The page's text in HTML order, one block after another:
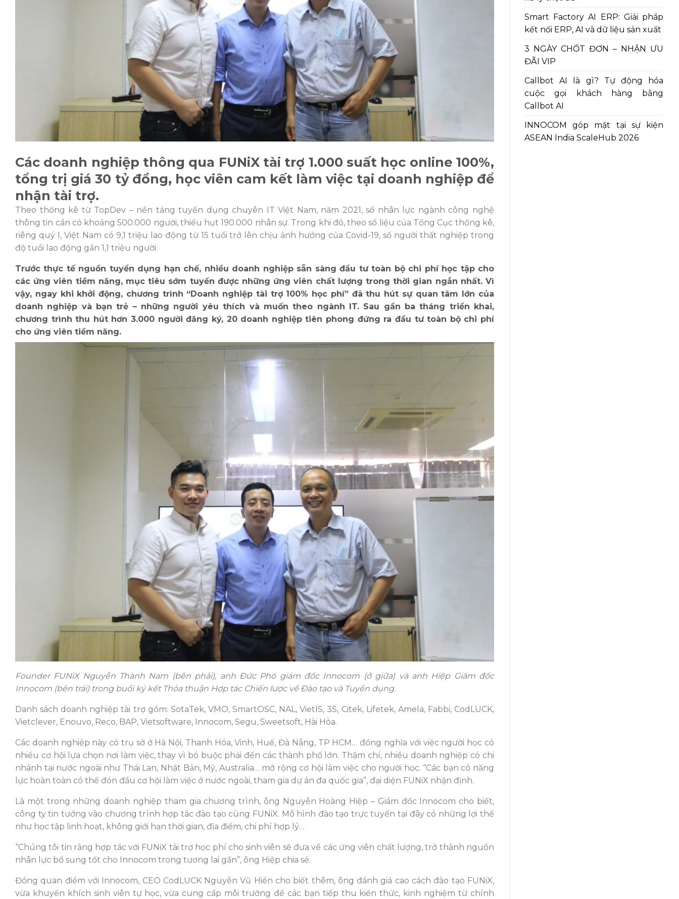
Các doanh nghiệp thông qua FUNiX tài trợ 1.000 suất học online 100%,
tổng trị giá 30 tỷ đồng, học viên cam kết làm việc tại doanh nghiệp để
nhận tài trợ.
Theo thống kê từ TopDev – nền tảng tuyển dụng chuyên IT Việt Nam, năm 2021, số nhân lực ngành công nghệ
thông tin cần có khoảng 500.000 người, thiếu hụt 190.000 nhân sự. Trong khi đó, theo số liệu của Tổng Cục thống kê,
riêng quý I, Việt Nam có 9,1 triệu lao động từ 15 tuổi trở lên chịu ảnh hưởng của Covid-19, số người thất nghiệp trong
độ tuổi lao động gần 1,1 triệu người.
Trước thực tế nguồn tuyển dụng hạn chế, nhiều doanh nghiệp sẵn sàng đầu tư toàn bộ chi phí học tập cho
các ứng viên tiềm năng, mục tiêu sớm tuyển được những ứng viên chất lượng trong thời gian ngắn nhất. Vì
vậy, ngay khi khởi động, chương trình “Doanh nghiệp tài trợ 100% học phí” đã thu hút sự quan tâm lớn của
doanh nghiệp và bạn trẻ – những người yêu thích và muốn theo ngành IT. Sau gần ba tháng triển khai,
chương trình thu hút hơn 3.000 người đăng ký, 20 doanh nghiệp tiên phong đứng ra đầu tư toàn bộ chi phí
cho ứng viên tiềm năng.
Founder FUNiX Nguyễn Thành Nam (bên phải), anh Đức Phó giám đốc Innocom (ở giữa) và anh Hiệp Giám đốc
Innocom (bên trái) trong buổi ký kết Thỏa thuận Hợp tác Chiến lược về Đào tạo và Tuyển dụng.
Danh sách doanh nghiệp tài trợ gồm: SotaTek, VMO, SmartOSC, NAL, VietIS, 3S, Citek, Lifetek, Amela, Fabbi, CodLUCK,
Vietclever, Enouvo, Reco, BAP, Vietsoftware, Innocom, Segu, Sweetsoft, Hài Hòa.
Các doanh nghiệp này có trụ sở ở Hà Nội, Thanh Hóa, Vinh, Huế, Đà Nẵng, TP HCM… đồng nghĩa với việc người học có
nhiều cơ hội lựa chọn nơi làm việc, thay vì bó buộc phải đến các thành phố lớn. Thậm chí, nhiều doanh nghiệp có chi
nhánh tại nước ngoài như Thái Lan, Nhật Bản, Mỹ, Australia… mở rộng cơ hội làm việc cho người học. “Các bạn có năng
lực hoàn toàn có thể đón đầu cơ hội làm việc ở nước ngoài, tham gia dự án đa quốc gia”, đại diện FUNiX nhận định.
Là một trong những doanh nghiệp tham gia chương trình, ông Nguyễn Hoàng Hiệp – Giám đốc Innocom cho biết,
công ty tin tưởng vào chương trình hợp tác đào tạo cùng FUNiX. Mô hình đào tạo trực tuyến tại đây có những lợi thế
như học tập linh hoạt, không giới hạn thời gian, địa điểm, chi phí hợp lý…
“Chúng tôi tin rằng hợp tác với FUNiX tài trợ học phí cho sinh viên sẽ đưa về các ứng viên chất lượng, trở thành nguồn
nhân lực bổ sung tốt cho Innocom trong tương lai gần”, ông Hiệp chia sẻ.
Đồng quan điểm với Innocom, CEO CodLUCK Nguyễn Vũ Hiển cho biết thêm, ông đánh giá cao cách đào tạo FUNiX,
vừa khuyến khích sinh viên tự học, vừa cung cấp môi trường để các bạn tiếp thu kiến thức, kinh nghiệm từ chính
Smart Factory AI ERP: Giải pháp
kết nối ERP, AI và dữ liệu sản xuất
3 NGÀY CHỐT ĐƠN – NHẬN ƯU
ĐÃI VIP
Callbot AI là gì? Tự động hóa
cuộc gọi khách hàng bằng
Callbot AI
INNOCOM góp mặt tại sự kiện
ASEAN India ScaleHub 2026